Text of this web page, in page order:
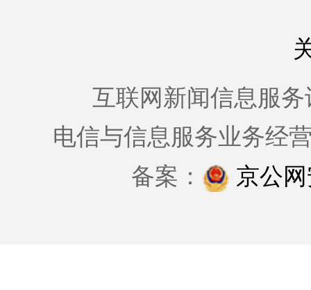
互联网新闻信息服务
电信与信息服务业务经
备案：
京公网